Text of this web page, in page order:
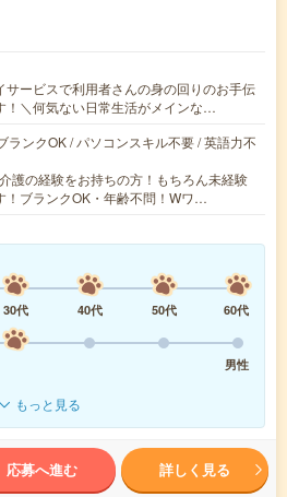
サービスで利用者さんの身の回りのお手伝
！＼何気ない日常生活がメインな…
ランクOK / パソコンスキル不要 / 英語力不
護の経験をお持ちの方！もちろん未経験
！ブランクOK・年齢不問！Wワ…
30代 40代 50代
60代
男性
もっと見る
応募へ進む 詳しく見る